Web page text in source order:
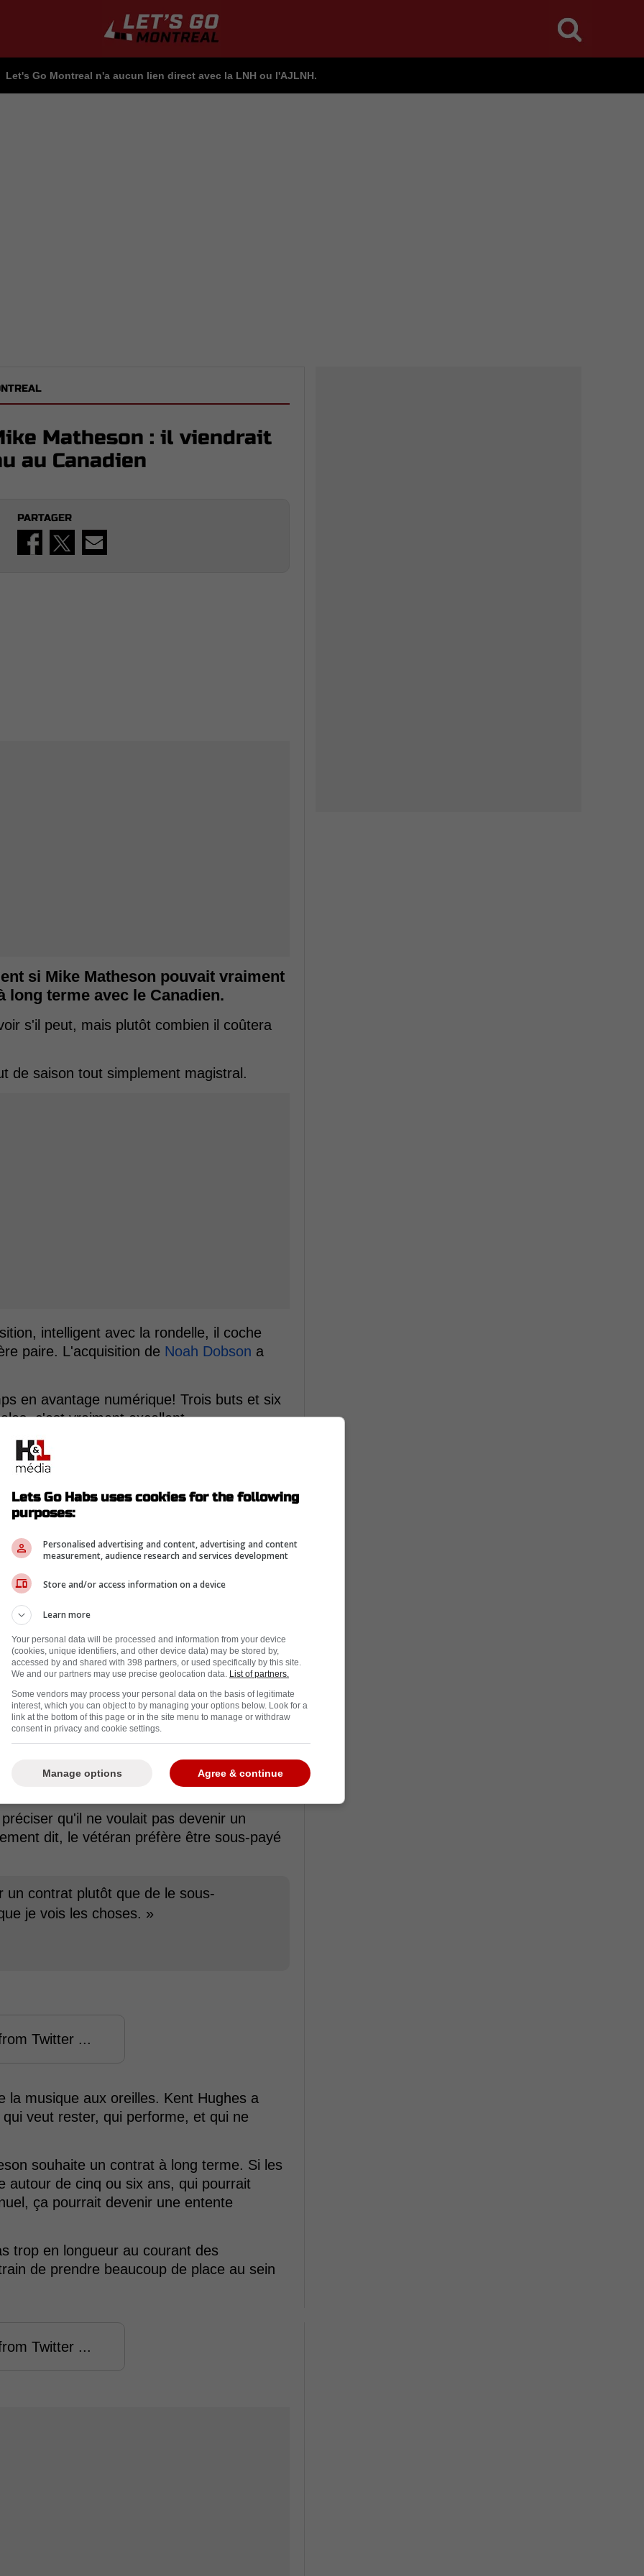
Let's Go Montreal n'a aucun lien direct avec la LNH ou l'AJLNH.
Matheson : il viendrait
au Canadien
PARTAGER
si Mike Matheson pouvait vraiment
terme avec le Canadien.
s'il peut, mais plutôt combien il coûtera
de saison tout simplement magistral.
intelligent avec la rondelle, il coche
paire. L'acquisition de Noah Dobson a
en avantage numérique! Trois buts et six
c'est vraiment excellent.
de contrat s'impose comme l'un des
prochains mois.
béton dans les négociations
The Athletic, Matheson a surpris bien du
qu'il ne voulait pas devenir un
dit, le vétéran préfère être sous-payé
contrat plutôt que de le sous-
je vois les choses. »
Twitter ...
la musique aux oreilles. Kent Hughes a
veut rester, qui performe, et qui ne
souhaite un contrat à long terme. Si les
autour de cinq ou six ans, qui pourrait
ça pourrait devenir une entente
trop en longueur au courant des
de prendre beaucoup de place au sein
Twitter ...
Lets Go Habs uses cookies for the following
purposes:
Personalised advertising and content, advertising and content
measurement, audience research and services development
Store and/or access information on a device
Learn more
Your personal data will be processed and information from your device
(cookies, unique identifiers, and other device data) may be stored by,
accessed by and shared with 398 partners, or used specifically by this site.
We and our partners may use precise geolocation data. List of partners.
Some vendors may process your personal data on the basis of legitimate
interest, which you can object to by managing your options below. Look for a
link at the bottom of this page or in the site menu to manage or withdraw
consent in privacy and cookie settings.
Agree & continue
Manage options